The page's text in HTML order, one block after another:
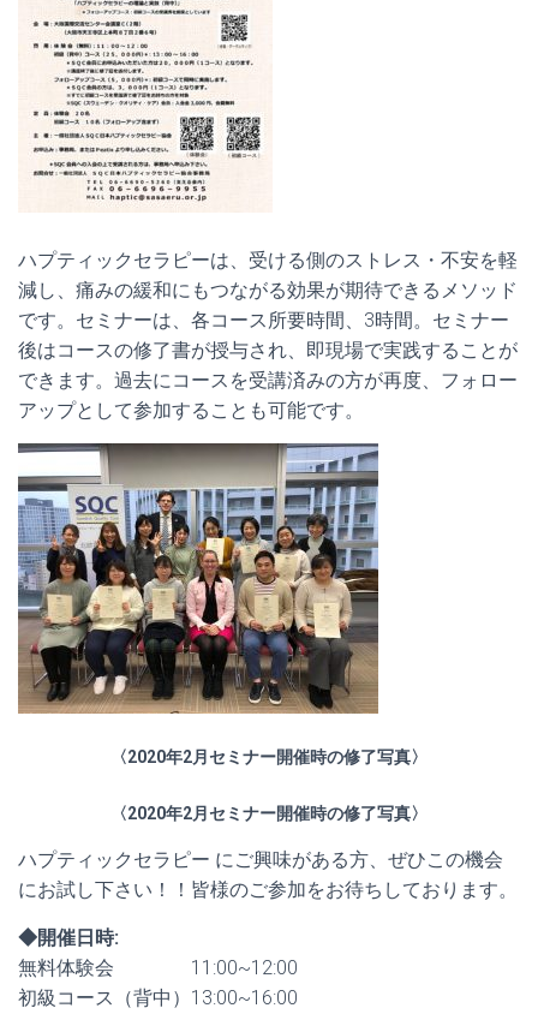
ハプティックセラピーは、 受ける側のストレス・不安を軽
減し、痛みの緩和にもつながる効果が期待できるメソッド
です。セミナーは、各コース所要時間、3時間。セミナー
後はコースの修了書が授与され、即現場で実践することが
できます。過去にコースを受講済みの方が再度、フォロー
アップとして参加することも可能です。
〈2020年2月セミナー開催時の修了写真〉
〈2020年2月セミナー開催時の修了写真〉
ハプティックセラピー にご興味がある方、ぜひこの機会
にお試し下さい！！皆様のご参加をお待ちしております。
◆開催日時:
無料体験会 11 :00~12:00
初級コース（背中）13:00~16:00